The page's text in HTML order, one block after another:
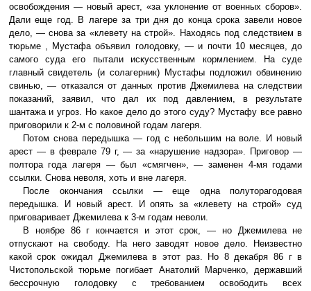
освобождения — новый арест, «за уклонение от военных сборов».
Дали еще год. В лагере за три дня до конца срока завели новое
дело, — снова за «клевету на строй». Находясь под следствием в
тюрьме , Мустафа объявил голодовку, — и почти 10 месяцев, до
самого суда его пытали искусственным кормлением. На суде
главный свидетель (и солагерник) Мустафы подложил обвинению
свинью, — отказался от данных против Джемилева на следствии
показаний, заявил, что дал их под давлением, в результате
шантажа и угроз. Но какое дело до этого суду? Мустафу все равно
приговорили к 2-м с половиной годам лагеря.
Потом снова передышка — год с небольшим на воле. И новый
арест — в феврале 79 г, — за «нарушение надзора». Приговор —
полтора года лагеря — был «смягчен», — заменен 4-мя годами
ссылки. Снова неволя, хоть и вне лагеря.
После окончания ссылки — еще одна полуторагодовая
передышка. И новый арест. И опять за «клевету на строй» суд
приговаривает Джемилева к 3-м годам неволи.
В ноябре 86 г кончается и этот срок, — но Джемилева не
отпускают на свободу. На него заводят новое дело. Неизвестно
какой срок ожидал Джемилева в этот раз. Но 8 декабря 86 г в
Чистопольской тюрьме погибает Анатолий Марченко, державший
бессрочную голодовку с требованием освободить всех